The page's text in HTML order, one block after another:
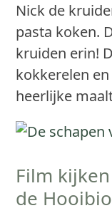
Nick de
pasta koken.
kruiden erin!
kokkerelen
heerlijke
Film
de